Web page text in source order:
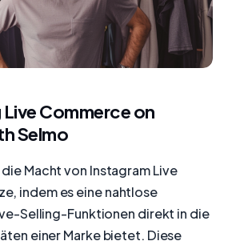
Commerce on
Selmo
Macht von Instagram Live
indem es eine nahtlose
Selling-Funktionen direkt in die
einer Marke bietet. Diese